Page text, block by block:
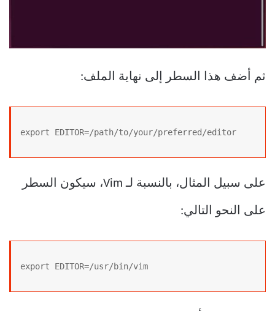
ثم أضف هذا السطر إلى نهاية الملف:
export EDITOR=/path/to/your/preferred/editor
على سبيل المثال، بالنسبة لـ Vim، سيكون السطر
على النحو التالي:
export EDITOR=/usr/bin/vim